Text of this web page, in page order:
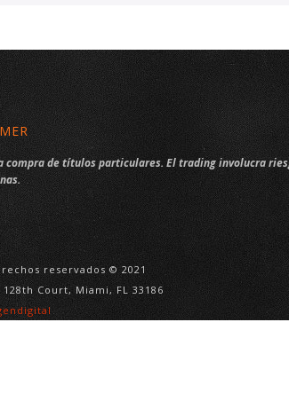
de títulos particulares. El trading involucra
reservados © 2021
Court, Miami, FL 33186